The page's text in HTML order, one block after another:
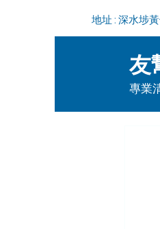
地址 : 深水埗
友
專業